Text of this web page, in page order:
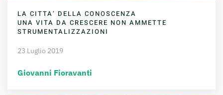
LA CITTA’ DELLA CONOSCENZA
UNA VITA DA CRESCERE NON AMMETTE
STRUMENTALIZZAZIONI
23 Luglio 2019
Giovanni Fioravanti